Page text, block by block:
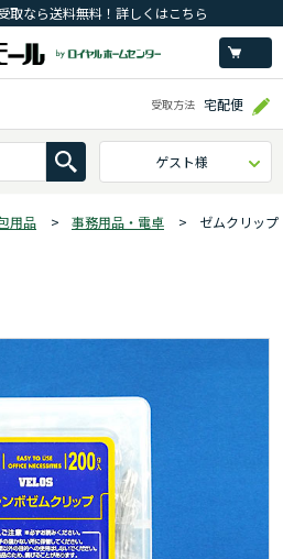
取なら送料無料！詳しくはこちら
受取方法 宅配便
ゲスト様
用品 > 事務用品・電卓 > ゼムクリッ